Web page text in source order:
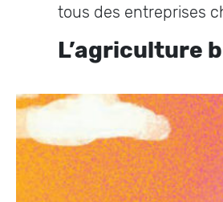
tous des entreprises
L’agriculture